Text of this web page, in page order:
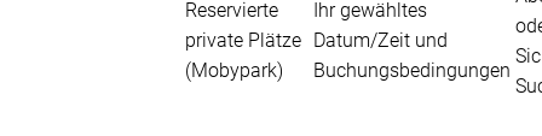
Reservierte
private Plätze
(Mobypark)
Ihr gewähltes
Datum/Zeit und
Buchungsbedingungen